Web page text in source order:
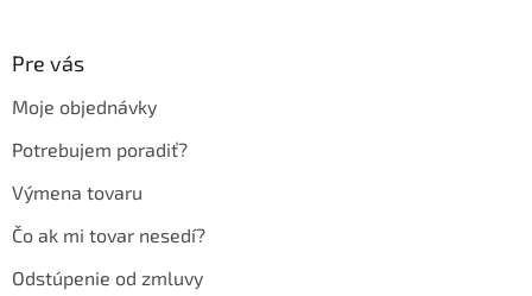
Pre vás
Moje objednávky
Potrebujem poradiť?
Výmena tovaru
Čo ak mi tovar nesedí?
Odstúpenie od zmluvy